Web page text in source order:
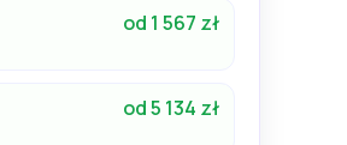
od 1 567 zł
od 5 134 zł